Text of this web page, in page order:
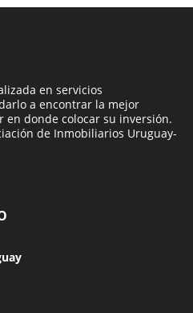
en servicios
a encontrar la mejor
en donde colocar su inversión.
de Inmobiliarios Uruguay-